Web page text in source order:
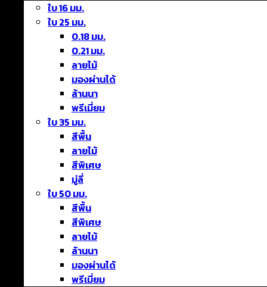
ใบ 16 มม.
ใบ 25 มม.
0.18 มม.
0.21 มม.
ลายไม้
มองผ่านได้
ล้านนา
พรีเมี่ยม
ใบ 35 มม.
สีพื้น
ลายไม้
สีพิเศษ
มู่ลี่
ใบ 50 มม.
สีพื้น
สีพิเศษ
ลายไม้
ล้านนา
มองผ่านได้
พรีเมี่ยม